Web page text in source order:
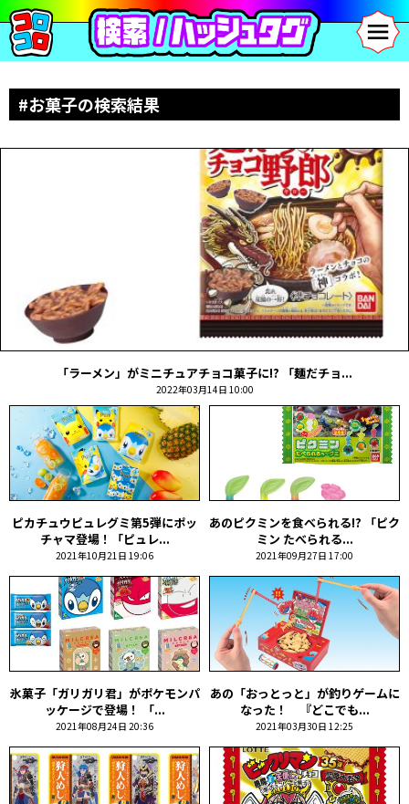
#お菓子の検索結果
「ラーメン」がミニチュアチョコ菓子に!? 「麺だチョ...
2022年03月14日 10:00
ピカチュウピュレグミ第5弾にポッ
チャマ登場！「ピュレ...
2021年10月21日 19:06
あのピクミンを食べられる!? 「ピク
ミン たべられる...
2021年09月27日 17:00
氷菓子「ガリガリ君」がポケモンパ
ッケージで登場！ 「...
2021年08月24日 20:36
あの「おっとっと」が釣りゲームに
なった！ 『どこでも...
2021年03月30日 12:25